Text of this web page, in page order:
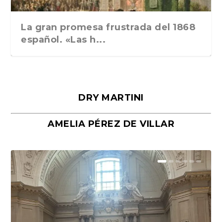
La gran promesa frustrada del 1868
español. «Las h...
Málaga, verso en azul, de Rafael
Porras y Salvador...
«La cocina hebrea. Alimentación
del pueblo judío e...
DRY MARTINI
AMELIA PÉREZ DE VILLAR